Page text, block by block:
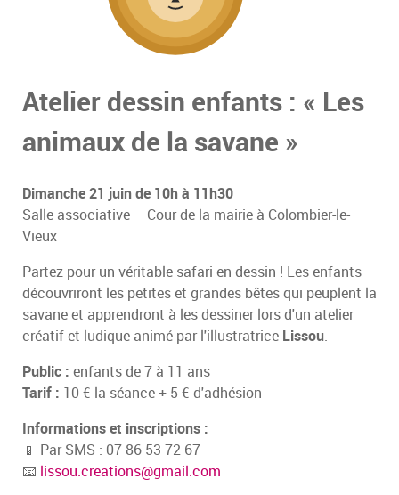
Atelier dessin enfants : « Les
animaux de la savane »
Dimanche 21 juin de 10h à 11h30
Salle associative – Cour de la mairie à Colombier-le-
Vieux
Partez pour un véritable safari en dessin ! Les enfants
découvriront les petites et grandes bêtes qui peuplent la
savane et apprendront à les dessiner lors d'un atelier
créatif et ludique animé par l'illustratrice Lissou.
Public : enfants de 7 à 11 ans
Tarif : 10 € la séance + 5 € d'adhésion
Informations et inscriptions :
📱 Par SMS : 07 86 53 72 67
📧 lissou.creations@gmail.com